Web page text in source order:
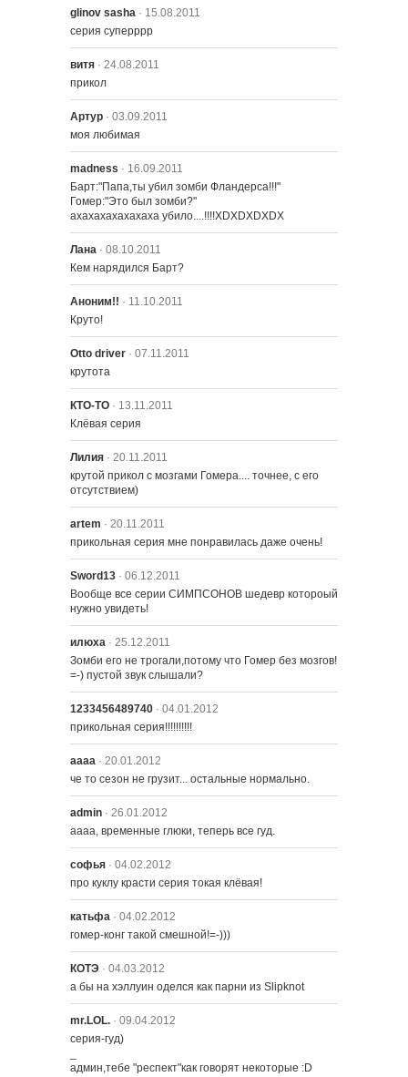
404 – Лиза - Королева Красоты
glinov sasha · 15.08.2011
серия суперррр
витя · 24.08.2011
прикол
Артур · 03.09.2011
моя любимая
madness · 16.09.2011
Барт:"Папа,ты убил зомби Фландерса!!!"
Гомер:"Это был зомби?"
ахахахахахахаха убило....!!!!XDXDXDXDX
Лана · 08.10.2011
Кем нарядился Барт?
Аноним!! · 11.10.2011
Круто!
Otto driver · 07.11.2011
крутота
КТО-ТО · 13.11.2011
Клёвая серия
Лилия · 20.11.2011
крутой прикол с мозгами Гомера.... точнее, с его
отсутствием)
artem · 20.11.2011
прикольная серия мне понравилась даже очень!
Sword13 · 06.12.2011
Вообще все серии СИМПСОНОВ шедевр котороый
нужно увидеть!
илюха · 25.12.2011
Зомби его не трогали,потому что Гомер без мозгов!
=-) пустой звук слышали?
1233456489740 · 04.01.2012
прикольная серия!!!!!!!!!!
аааа · 20.01.2012
че то сезон не грузит... остальные нормально.
admin · 26.01.2012
аааа, временные глюки, теперь все гуд.
софья · 04.02.2012
про куклу красти серия токая клёвая!
катьфа · 04.02.2012
гомер-конг такой смешной!=-)))
КОТЭ · 04.03.2012
а бы на хэллуин оделся как парни из Slipknot
mr.LOL. · 09.04.2012
серия-гуд)
админ,тебе "респект"как говорят некоторые :D